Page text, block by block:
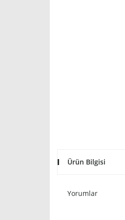
Ürün Bilgisi
Yorumlar